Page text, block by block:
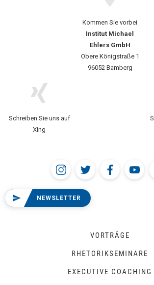
Kommen Sie vorbei
Institut Michael
Ehlers GmbH
Obere Königstraße 1
96052 Bamberg
Schreiben Sie uns auf
Xing
NEWSLETTER
VORTRÄGE
RHETORIKSEMINARE
EXECUTIVE COACHING